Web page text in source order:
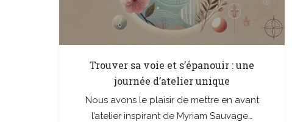
Trouver sa voie et s’épanouir : une
journée d’atelier unique
Nous avons le plaisir de mettre en avant
l’atelier inspirant de Myriam Sauvage…